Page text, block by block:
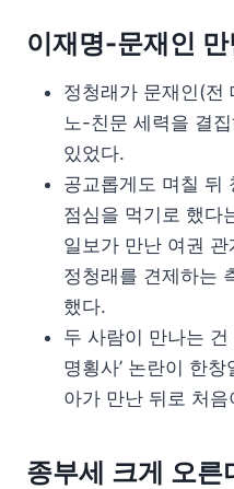
이재명-문재인
정청래가 문재인(전
노-친문 세력을 결
있었다.
공교롭게도 며칠 뒤
점심을 먹기로 했다
일보가 만난 여권 관
정청래를 견제하는
했다.
두 사람이 만나는
명횡사’ 논란이 한
아가 만난 뒤로 처음
종부세 크게 오른